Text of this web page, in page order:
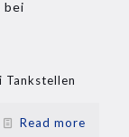
bei
Tankstellen
Read more